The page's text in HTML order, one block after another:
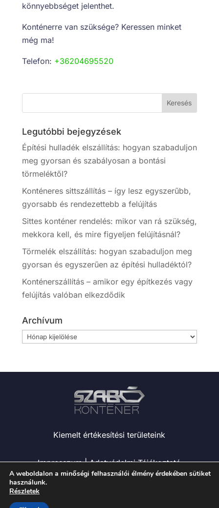
könnyebbséget jelenthet.
Konténerre van szüksége? Keressen minket
még ma!
Telefon: +36204695520
Legutóbbi bejegyzések
Építési hulladék elszállítás: hogyan szabaduljon
meg gyorsan és szabályosan a bontási
törmeléktől?
Konténeres sittszállítás – így lesz egyszerűbb,
gyorsabb és rendezettebb a felújítás
Sittes konténer rendelés: mikor van rá szükség,
mekkora kell, és mire figyeljen felújításnál?
Törmelék elszállítás: hogyan szabaduljon meg
gyorsan és egyszerűen az építési hulladéktól?
Konténerszállítás – amikor egy építkezés vagy
felújítás valóban elkezdődik
Archívum
Archívum
Kiemelt értékesítési területeink
Impresszum|Adatvédelmi Tájékoztató
A weboldalon a minőségi felhasználói élmény érdekében sütiket
használunk.
Részletek